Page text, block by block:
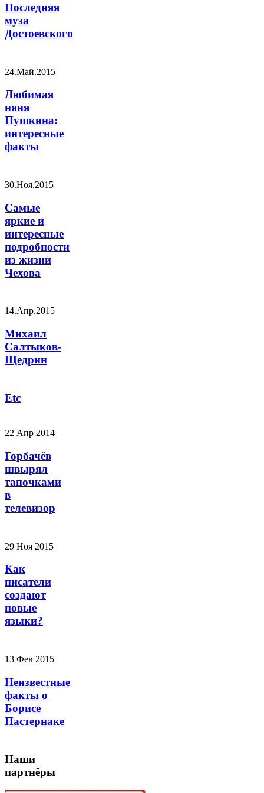
Последняя
муза
Достоевского
24.Май.2015
Любимая
няня
Пушкина:
интересные
факты
30.Ноя.2015
Самые
яркие и
интересные
подробности
из жизни
Чехова
14.Апр.2015
Михаил
Салтыков-
Щедрин
Etc
22 Апр 2014
Горбачёв
швырял
тапочками
в
телевизор
29 Ноя 2015
Как
писатели
создают
новые
языки?
13 Фев 2015
Неизвестные
факты о
Борисе
Пастернаке
Наши
партнёры